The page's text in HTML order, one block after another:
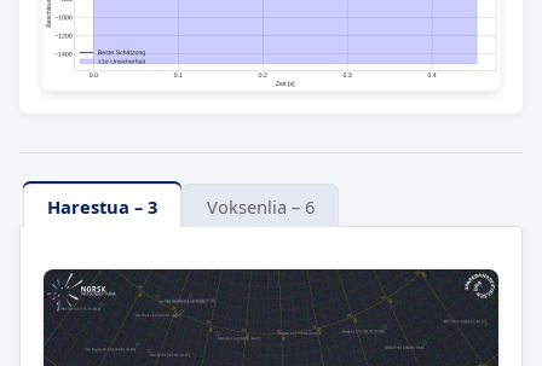
Harestua – 3 Voksenlia – 6